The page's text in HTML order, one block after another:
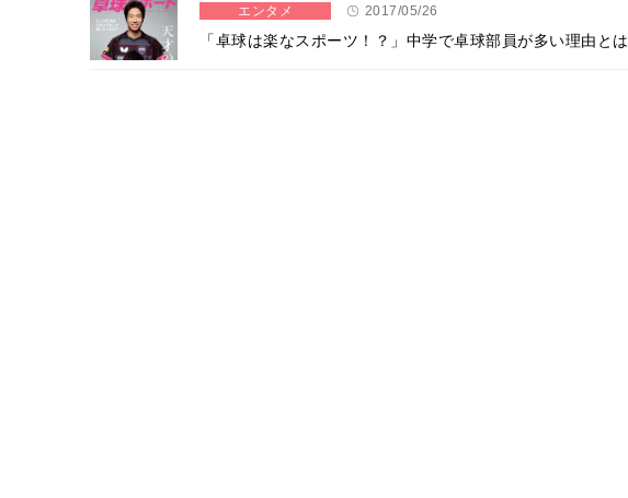
エンタメ 2017/05/26
「卓球は楽なスポーツ！？」中学で卓球部員が多い理由とは